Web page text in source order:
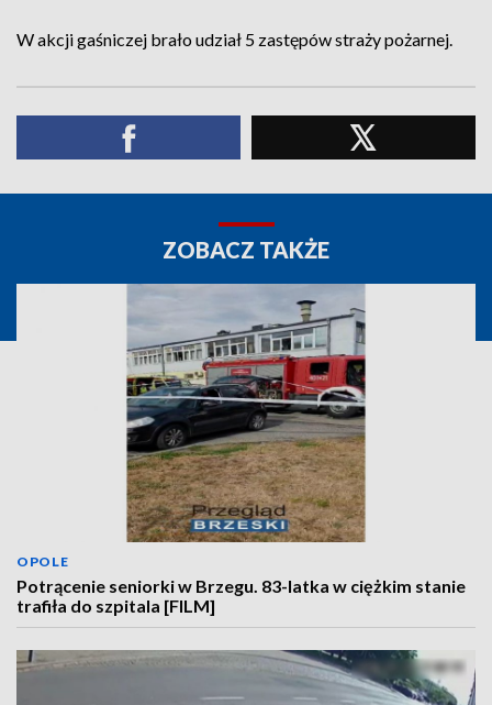
W akcji gaśniczej brało udział 5 zastępów straży pożarnej.
ZOBACZ TAKŻE
OPOLE
Potrącenie seniorki w Brzegu. 83-latka w ciężkim stanie
trafiła do szpitala [FILM]